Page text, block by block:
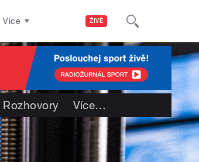
ŽIVĚ
Více
Rozhovory Více…